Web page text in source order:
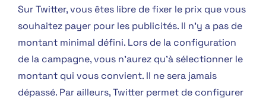
Sur Twitter, vous êtes libre de fixer le prix que vous
souhaitez payer pour les publicités. Il n’y a pas de
montant minimal défini. Lors de la configuration
de la campagne, vous n’aurez qu’à sélectionner le
montant qui vous convient. Il ne sera jamais
dépassé. Par ailleurs, Twitter permet de configurer